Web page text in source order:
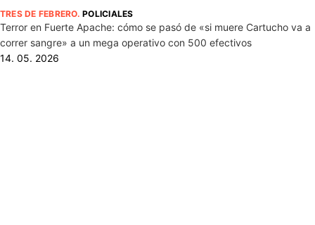
TRES DE FEBRERO.POLICIALES
Terror en Fuerte Apache: cómo se pasó de «si muere Cartucho va a
correr sangre» a un mega operativo con 500 efectivos
14. 05. 2026